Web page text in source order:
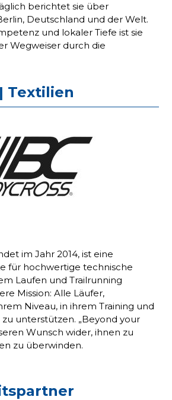
berichtet sie über
Deutschland und der Welt.
und lokaler Tiefe ist sie
Wegweiser durch die
Textilien
im Jahr 2014, ist eine
für hochwertige technische
Laufen und Trailrunning
Mission: Alle Läufer,
Niveau, in ihrem Training und
unterstützen. „Beyond your
Wunsch wider, ihnen zu
zu überwinden.